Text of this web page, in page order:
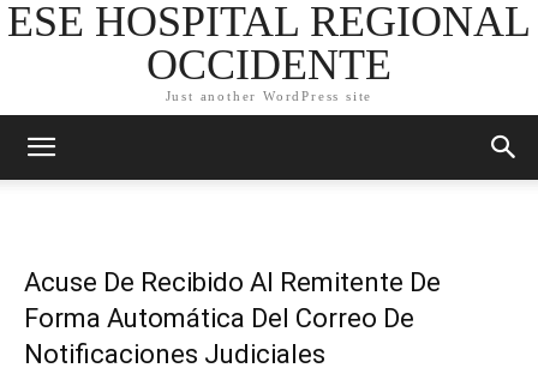
ESE HOSPITAL REGIONAL
OCCIDENTE
Just another WordPress site
Acuse De Recibido Al Remitente De
Forma Automática Del Correo De
Notificaciones Judiciales